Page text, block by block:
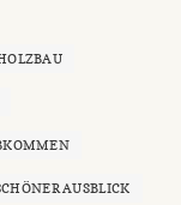
AUSBLICK